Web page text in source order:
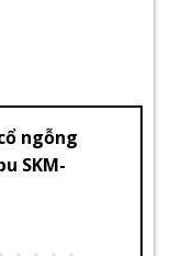
ngỗng
SKM-